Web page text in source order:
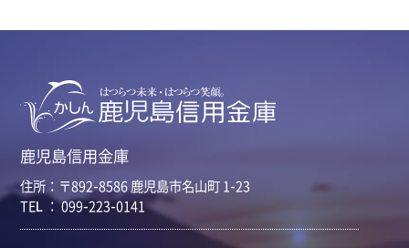
鹿児島信用金庫
住所：〒892-8586 鹿児島市名山町 1-23
TEL ： 099-223-0141